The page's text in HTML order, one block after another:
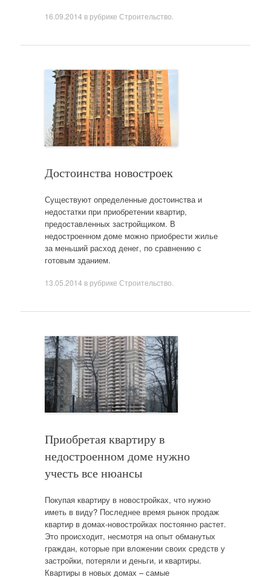
16.09.2014 в рубрике Строительство
Достоинства новостроек
Существуют определенные достоинства и
недостатки при приобретении квартир,
предоставленных застройщиком. В
недостроенном доме можно приобрести жилье
за меньший расход денег, по сравнению с
готовым зданием.
13.05.2014 в рубрике Строительство
Приобретая квартиру в
недостроенном доме нужно
учесть все нюансы
Покупая квартиру в новостройках, что нужно
иметь в виду? Последнее время рынок продаж
квартир в домах-новостройках постоянно растет.
Это происходит, несмотря на опыт обманутых
граждан, которые при вложении своих средств у
застройки, потеряли и деньги, и квартиры.
Квартиры в новых домах – самые